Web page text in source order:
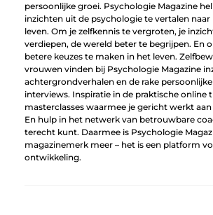
persoonlijke groei. Psychologie Magazine
inzichten uit de psychologie te vertalen naar
leven. Om je zelfkennis te vergroten, je
verdiepen, de wereld beter te begrijpen. En
betere keuzes te maken in het leven.
vrouwen vinden bij Psychologie Magazine
achtergrondverhalen en de rake persoonlijke
interviews. Inspiratie in de praktische online
masterclasses waarmee je gericht werkt aan
En hulp in het netwerk van betrouwbare
terecht kunt. Daarmee is Psychologie
magazinemerk meer – het is een platform
ontwikkeling.